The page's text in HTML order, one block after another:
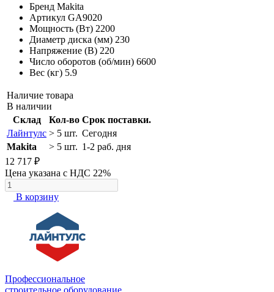
Бренд Makita
Артикул GA9020
Мощность (Вт) 2200
Диаметр диска (мм) 230
Напряжение (В) 220
Число оборотов (об/мин) 6600
Вес (кг) 5.9
Наличие товара
В наличии
Склад
Кол-во Срок поставки.
Лайнтулс > 5 шт. Сегодня
Makita
> 5 шт. 1-2 раб. дня
12 717 ₽
Цена указана с НДС 22%
В корзину
Профессиональное
строительное оборудование